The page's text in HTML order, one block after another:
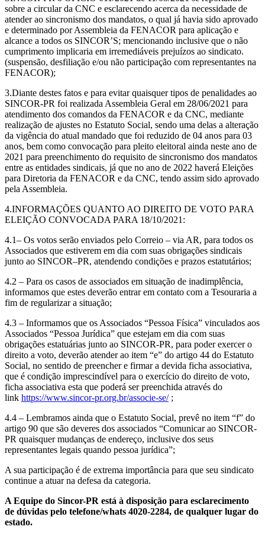
sobre a circular da CNC e esclarecendo acerca da necessidade de
atender ao sincronismo dos mandatos, o qual já havia sido aprovado
e determinado por Assembleia da FENACOR para aplicação e
alcance a todos os SINCOR’S; mencionando inclusive que o não
cumprimento implicaria em irremediáveis prejuízos ao sindicato.
(suspensão, desfiliação e/ou não participação com representantes na
FENACOR);
3.Diante destes fatos e para evitar quaisquer tipos de penalidades ao
SINCOR-PR foi realizada Assembleia Geral em 28/06/2021 para
atendimento dos comandos da FENACOR e da CNC, mediante
realização de ajustes no Estatuto Social, sendo uma delas a alteração
da vigência do atual mandado que foi reduzido de 04 anos para 03
anos, bem como convocação para pleito eleitoral ainda neste ano de
2021 para preenchimento do requisito de sincronismo dos mandatos
entre as entidades sindicais, já que no ano de 2022 haverá Eleições
para Diretoria da FENACOR e da CNC, tendo assim sido aprovado
pela Assembleia.
4.INFORMAÇÕES QUANTO AO DIREITO DE VOTO PARA
ELEIÇÃO CONVOCADA PARA 18/10/2021:
4.1– Os votos serão enviados pelo Correio – via AR, para todos os
Associados que estiverem em dia com suas obrigações sindicais
junto ao SINCOR–PR, atendendo condições e prazos estatutários;
4.2 – Para os casos de associados em situação de inadimplência,
informamos que estes deverão entrar em contato com a Tesouraria a
fim de regularizar a situação;
4.3 – Informamos que os Associados “Pessoa Física” vinculados aos
Associados “Pessoa Jurídica” que estejam em dia com suas
obrigações estatuárias junto ao SINCOR-PR, para poder exercer o
direito a voto, deverão atender ao item “e” do artigo 44 do Estatuto
Social, no sentido de preencher e firmar a devida ficha associativa,
que é condição imprescindível para o exercício do direito de voto,
ficha associativa esta que poderá ser preenchida através do
link https://www.sincor-pr.org.br/associe-se/;
4.4 – Lembramos ainda que o Estatuto Social, prevê no item “f” do
artigo 90 que são deveres dos associados “Comunicar ao SINCOR-
PR quaisquer mudanças de endereço, inclusive dos seus
representantes legais quando pessoa jurídica”;
A sua participação é de extrema importância para que seu sindicato
continue a atuar na defesa da categoria.
A Equipe do Sincor-PR está à disposição para esclarecimento
de dúvidas pelo telefone/whats 4020-2284, de qualquer lugar do
estado.